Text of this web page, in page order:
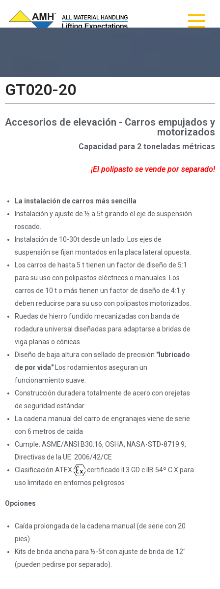
manipulación
GT020-20
Accesorios de elevación - Carros empujados y
motorizados
Capacidad para 2 toneladas métricas
¡El polipasto se vende por separado!
La instalación de carros más sencilla
Instalación y ajuste de ½ a 5t girando el eje de suspensión
roscado.
Instalación de 10-30t desde un lado. Los ejes de
suspensión se fijan montados en la placa lateral opuesta.
Los carros de hasta 5 t tienen un factor de diseño de 5:1
para su uso con polipastos eléctricos o manuales. Los
carros de 10 t o más tienen un factor de diseño de 4:1 y
deben reducirse para su uso con polipastos motorizados.
Ruedas de hierro fundido mecanizadas con banda de
rodadura universal diseñadas para adaptarse a bridas de
viga planas o cónicas.
Diseño de baja altura con sellado de precisión "lubricado
de por vida" Los rodamientos aseguran un
funcionamiento suave.
Construcción duradera totalmente de acero con orejetas
de seguridad estándar
La cadena manual del carro de engranajes viene de serie
con 6 metros de caída
Cumple: ASME/ANSl B30.16, OSHA, NASA-STD-8719.9,
Directivas de la UE: 2006/42/CE
Clasificación ATEX
certificado II 3 GD c IIB 54º C X para
uso limitado en entornos peligrosos
Opciones
Caída prolongada de la cadena manual (de serie con 20
pies)
Kits de brida ancha para ½-5t con ajuste de brida de 12″
(pueden pedirse por separado).